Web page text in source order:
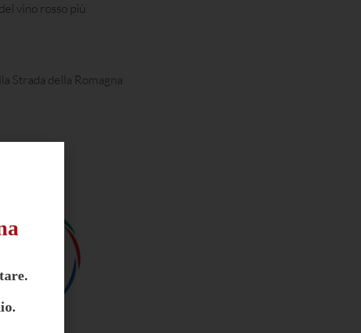
vino rosso più
Strada della Romagna